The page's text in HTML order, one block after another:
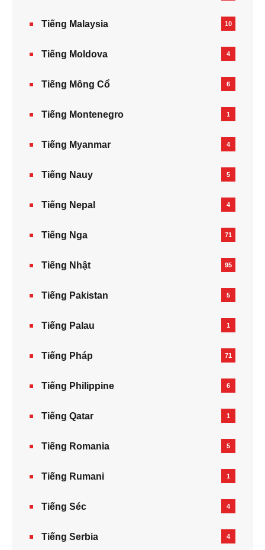
Tiếng Malaysia 10
Tiếng Moldova 4
Tiếng Mông Cổ 6
Tiếng Montenegro 1
Tiếng Myanmar 4
Tiếng Nauy 5
Tiếng Nepal‎ 4
Tiếng Nga 71
Tiếng Nhật 95
Tiếng Pakistan 5
Tiếng Palau 1
Tiếng Pháp 71
Tiếng Philippine 6
Tiếng Qatar 1
Tiếng Romania 5
Tiếng Rumani 1
Tiếng Séc 4
Tiếng Serbia 4